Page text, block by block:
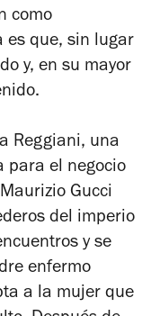
como
es que, sin lugar
y, en su mayor
Reggiani, una
para el negocio
Gucci
del imperio
y se
enfermo
a la mujer que